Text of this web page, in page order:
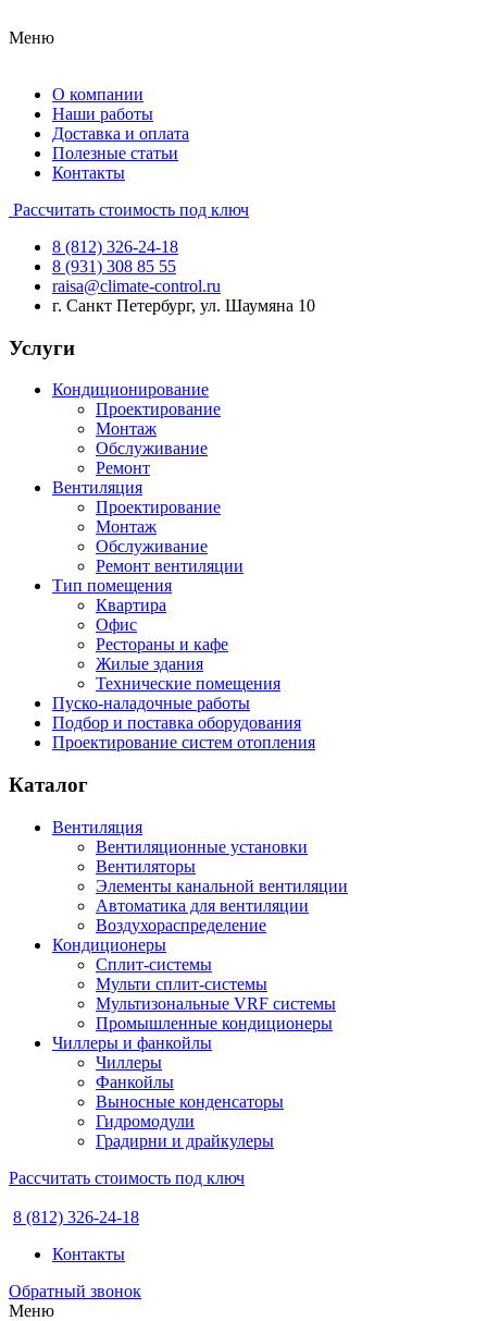
Меню
О компании
Наши работы
Доставка и оплата
Полезные статьи
Контакты
Рассчитать стоимость под ключ
8 (812) 326-24-18
8 (931) 308 85 55
raisa@climate-control.ru
г. Санкт Петербург, ул. Шаумяна 10
Услуги
Кондиционирование
Проектирование
Монтаж
Обслуживание
Ремонт
Вентиляция
Проектирование
Монтаж
Обслуживание
Ремонт вентиляции
Тип помещения
Квартира
Офис
Рестораны и кафе
Жилые здания
Технические помещения
Пуско-наладочные работы
Подбор и поставка оборудования
Проектирование систем отопления
Каталог
Вентиляция
Вентиляционные установки
Вентиляторы
Элементы канальной вентиляции
Автоматика для вентиляции
Воздухораспределение
Кондиционеры
Сплит-системы
Мульти сплит-системы
Мультизональные VRF системы
Промышленные кондиционеры
Чиллеры и фанкойлы
Чиллеры
Фанкойлы
Выносные конденсаторы
Гидромодули
Градирни и драйкулеры
Рассчитать стоимость под ключ
8 (812) 326-24-18
Контакты
Обратный звонок
Меню